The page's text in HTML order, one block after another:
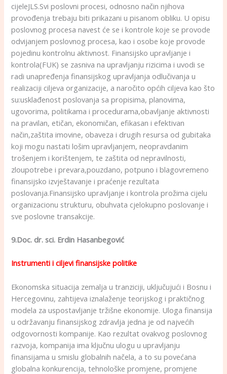
cijeleJLS.Svi poslovni procesi, odnosno način njihova
provođenja trebaju biti prikazani u pisanom obliku. U opisu
poslovnog procesa navest će se i kontrole koje se provode
odvijanjem poslovnog procesa, kao i osobe koje provode
pojedinu kontrolnu aktivnost. Finansijsko upravljanje i
kontrola(FUK) se zasniva na upravljanju rizicima i uvodi se
radi unapređenja finansijskog upravljanja odlučivanja u
realizaciji ciljeva organizacije, a naročito općih ciljeva kao što
su:usklađenost poslovanja sa propisima, planovima,
ugovorima, politikama i procedurama,obavljanje aktivnosti
na pravilan, etičan, ekonomičan, efikasan i efektivan
način,zaštita imovine, obaveza i drugih resursa od gubitaka
koji mogu nastati lošim upravljanjem, neopravdanim
trošenjem i korištenjem, te zaštita od nepravilnosti,
zloupotrebe i prevara,pouzdano, potpuno i blagovremeno
finansijsko izvještavanje i praćenje rezultata
poslovanja.Finansijsko upravljanje i kontrola prožima cijelu
organizacionu strukturu, obuhvata cjelokupno poslovanje i
sve poslovne transakcije.
9.Doc. dr. sci. Erdin Hasanbegović
Instrumenti i ciljevi finansijske politike
Ekonomska situacija zemalja u tranziciji, uključujući i Bosnu i
Hercegovinu, zahtijeva iznalaženje teorijskog i praktičnog
modela za uspostavljanje tržišne ekonomije. Uloga finansija
u održavanju finansijskog zdravlja jedna je od najvećih
odgovornosti kompanije. Kao rezultat ovakvog poslovnog
razvoja, kompanija ima ključnu ulogu u upravljanju
finansijama u smislu globalnih načela, a to su povećana
globalna konkurencija, tehnološke promjene, promjene